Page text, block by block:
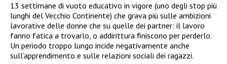
13 settimane di vuoto educativo in vigore (uno degli stop più
lunghi del Vecchio Continente) che grava più sulle ambizioni
lavorative delle donne che su quelle dei partner: il lavoro
fanno fatica a trovarlo, o addirittura finiscono per perderlo.
Un periodo troppo lungo incide negativamente anche
sull’apprendimento e sulle relazioni sociali dei ragazzi.